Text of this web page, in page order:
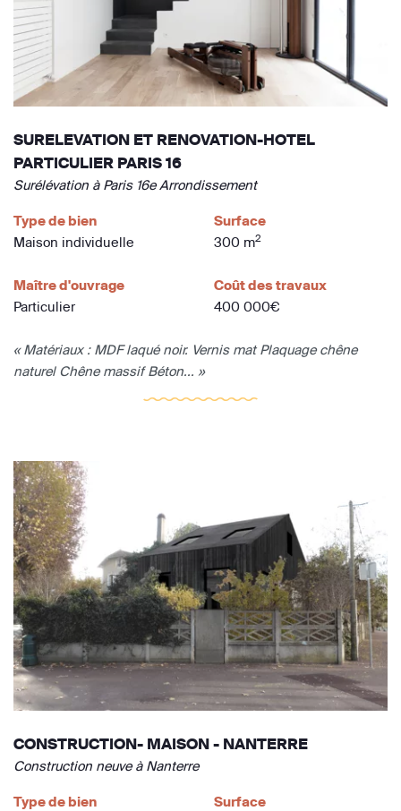
SURELEVATION ET RENOVATION-HOTEL
PARTICULIER PARIS 16
Surélévation à Paris 16e Arrondissement
Type de bien
Maison individuelle
Surface
300 m2
Maître d'ouvrage
Particulier
Coût des travaux
400 000€
« Matériaux : MDF laqué noir. Vernis mat Plaquage chêne
naturel Chêne massif Béton... »
CONSTRUCTION- MAISON - NANTERRE
Construction neuve à Nanterre
Type de bien
Surface